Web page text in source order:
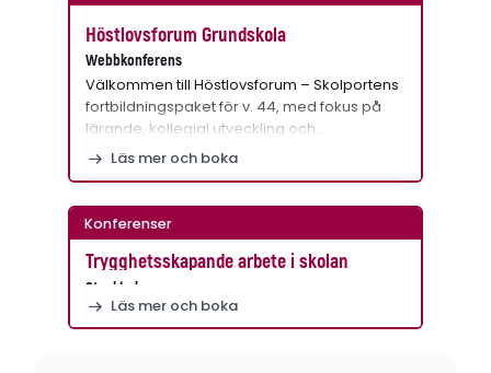
Höstlovsforum Grundskola
Webbkonferens
Välkommen till Höstlovsforum – Skolportens
fortbildningspaket för v. 44, med fokus på
lärande, kollegial utveckling och…
Läs mer och boka
Konferenser
Trygghetsskapande arbete i skolan
Stockholm
Läs mer och boka